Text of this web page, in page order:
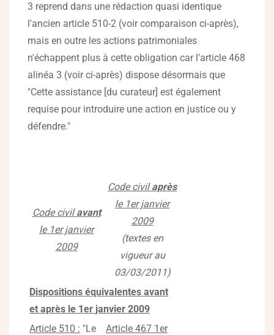
3 reprend dans une rédaction quasi identique
l'ancien article 510-2 (voir comparaison ci-après),
mais en outre les actions patrimoniales
n'échappent plus à cette obligation car l'article 468
alinéa 3 (voir ci-après) dispose désormais que
"Cette assistance [du curateur] est également
requise pour introduire une action en justice ou y
défendre."
Code civilavant
le 1er janvier
2009
Code civilaprès
le 1er janvier
2009
(textes en
vigueur au
03/03/2011)
Dispositions équivalentes avant
et après le 1er janvier 2009
Article 510 : "Le
Article 467 1er